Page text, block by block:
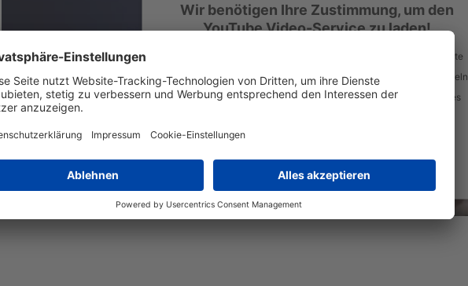
Wir benötigen Ihre Zustimmung, um den
YouTube Video-Service zu laden!
Wir verwenden einen Service eines Drittanbieters, um Videoinhalte
einzubetten. Dieser Service kann Daten zu Ihren Aktivitäten sammeln.
Bitte lesen Sie die Details durch und stimmen Sie der Nutzung des
Mehr Informationen Akzeptieren
Usercentrics Consent Management Platform